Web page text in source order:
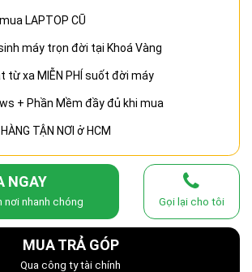
LAPTOP CŨ
máy trọn đời tại Khoá Vàng
từ xa MIỄN PHÍ suốt đời máy
+ Phần Mềm đầy đủ khi mua
TẬN NƠI ở HCM
NGAY
nơi nhanh chóng Gọi lại cho tôi
MUA TRẢ GÓP
Qua công ty tài chính